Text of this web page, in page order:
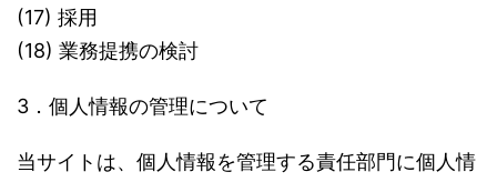
(17) 採用
(18) 業務提携の検討
3．個人情報の管理について
当サイトは、個人情報を管理する責任部門に個人情